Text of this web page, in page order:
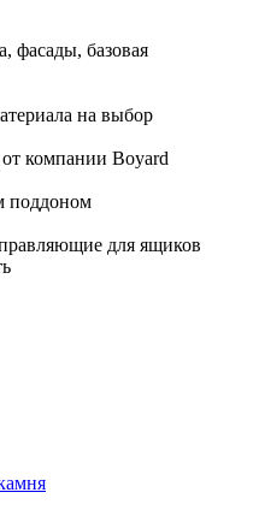
фасады, базовая
на выбор
компании Boyard
поддоном
для ящиков